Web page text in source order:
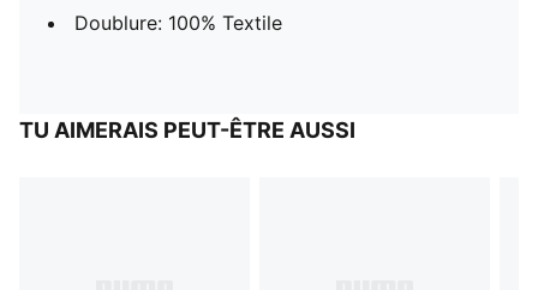
Doublure: 100% Textile
TU AIMERAIS PEUT-ÊTRE AUSSI